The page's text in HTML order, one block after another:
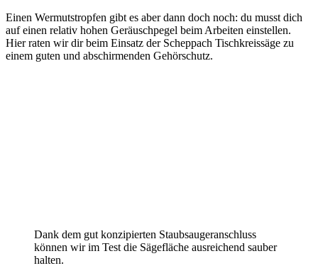
Einen Wermutstropfen gibt es aber dann doch noch: du musst dich
auf einen relativ hohen Geräuschpegel beim Arbeiten einstellen.
Hier raten wir dir beim Einsatz der Scheppach Tischkreissäge zu
einem guten und abschirmenden Gehörschutz.
Dank dem gut konzipierten Staubsaugeranschluss
können wir im Test die Sägefläche ausreichend sauber
halten.